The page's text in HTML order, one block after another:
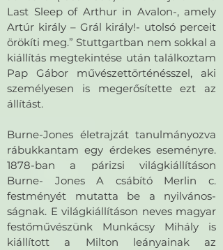
Last Sleep of Arthur in Avalon-, amely
Artúr király – Grál király!- utolsó perceit
örökíti meg.” Stuttgartban nem sokkal a
kiállítás megtekintése után találkoztam
Pap Gábor művészettörténésszel, aki
személyesen is megerősítette ezt az
állítást.
Burne-Jones életrajzát tanulmányozva
rábukkantam egy érdekes eseményre.
1878-ban a párizsi világkiállításon
Burne- Jones A csábító Merlin c.
festményét mutatta be a nyilvános-
ságnak. E világkiállításon neves magyar
festőművészünk Munkácsy Mihály is
kiállított a Milton leányainak az